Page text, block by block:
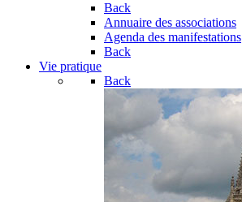
Back
Annuaire des associations
Agenda des manifestations
Back
Vie pratique
Back